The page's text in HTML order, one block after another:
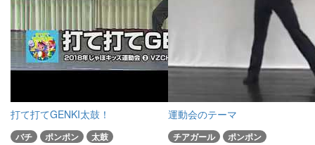
打て打てGENKI太鼓！
バチ ポンポン 太鼓
運動会のテーマ
チアガール ポンポン